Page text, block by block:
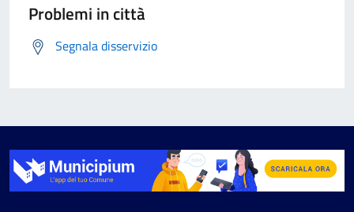
Problemi in città
Segnala disservizio